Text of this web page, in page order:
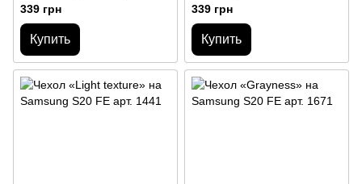
339 грн
Купить
339 грн
Купить